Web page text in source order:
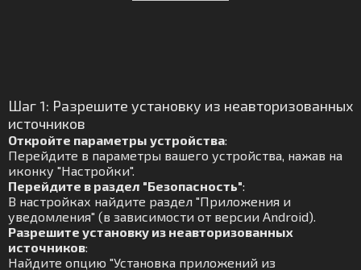
Шаг 1: Разрешите установку из неавторизованных
источников
Откройте параметры устройства:
Перейдите в параметры вашего устройства, нажав на
иконку "Настройки".
Перейдите в раздел "Безопасность":
В настройках найдите раздел "Приложения и
уведомления" (в зависимости от версии Android).
Разрешите установку из неавторизованных
источников:
Найдите опцию "Установка приложений из